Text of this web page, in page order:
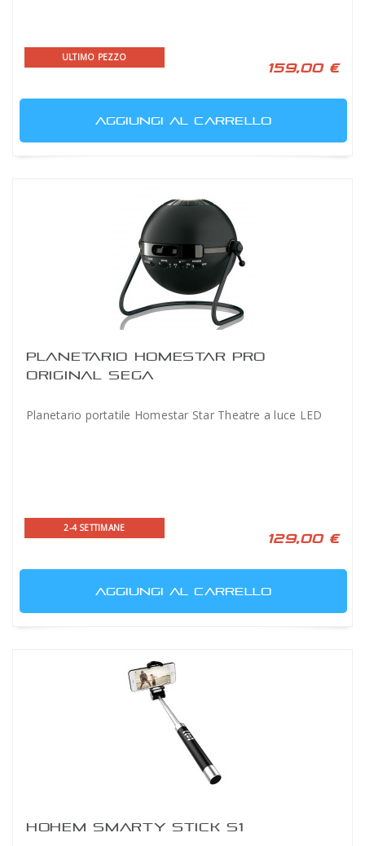
ULTIMO PEZZO
159,00 €
AGGIUNGI AL CARRELLO
PLANETARIO HOMESTAR PRO
ORIGINAL SEGA
Planetario portatile Homestar Star Theatre a luce LED
2-4 SETTIMANE
129,00 €
AGGIUNGI AL CARRELLO
HOHEM SMARTY STICK S1